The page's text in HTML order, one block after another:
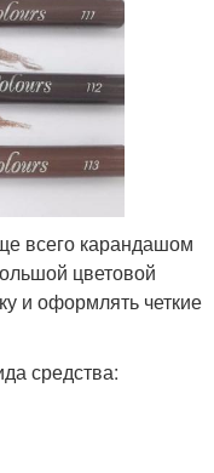
всего карандашом
цветовой
и оформлять четкие
средства: